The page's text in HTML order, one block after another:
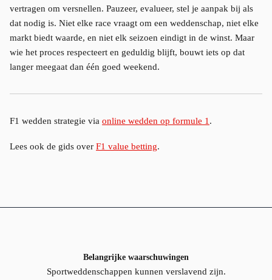
vertragen om versnellen. Pauzeer, evalueer, stel je aanpak bij als
dat nodig is. Niet elke race vraagt om een weddenschap, niet elke
markt biedt waarde, en niet elk seizoen eindigt in de winst. Maar
wie het proces respecteert en geduldig blijft, bouwt iets op dat
langer meegaat dan één goed weekend.
F1 wedden strategie via online wedden op formule 1 .
Lees ook de gids over F1 value betting.
Belangrijke waarschuwingen
Sportweddenschappen kunnen verslavend zijn.